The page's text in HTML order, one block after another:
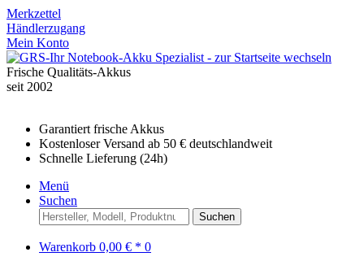
Merkzettel
Händlerzugang
Mein Konto
Frische Qualitäts-Akkus
seit 2002
Garantiert frische Akkus
Kostenloser Versand ab 50 € deutschlandweit
Schnelle Lieferung (24h)
Menü
Suchen
Suchen
Warenkorb 0,00 € * 0